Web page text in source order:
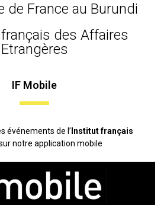
de France au Burundi
des Affaires
Etrangères
IF Mobile
événements de l’ Institut français
notre application mobile